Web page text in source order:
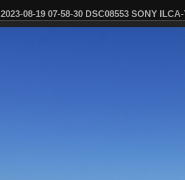
2023-08-19 07-58-30 DSC08553 SONY